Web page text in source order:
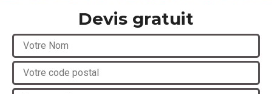
Devis gratuit